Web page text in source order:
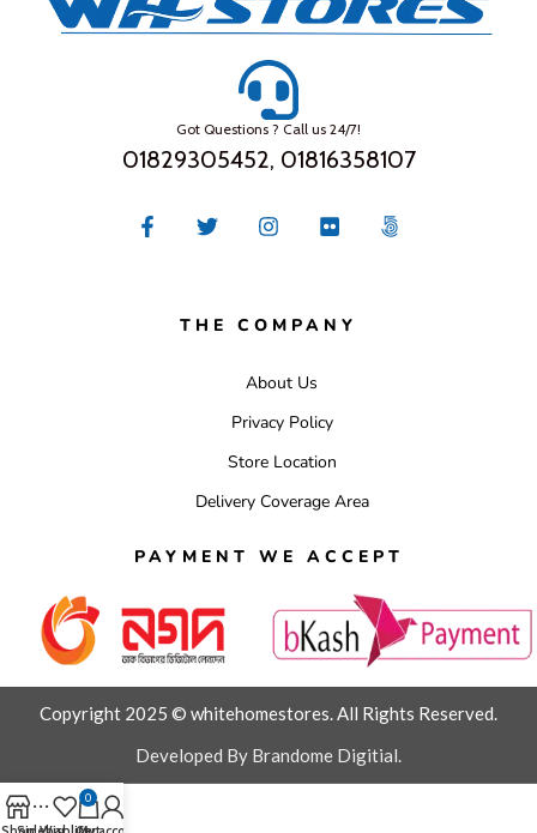
Got Questions ? Call us 24/7!
01829305452, 01816358107
THE COMPANY
About Us
Privacy Policy
Store Location
Delivery Coverage Area
PAYMENT WE ACCEPT
Copyright 2025 © whitehomestores. All Rights Reserved.
Developed By Brandome Digitial.
0